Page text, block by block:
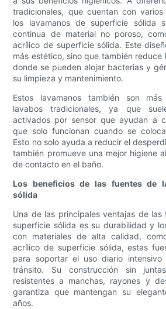
tradicionales, que cuentan con varios
los lavamanos de superficie sólida
continua de material no poroso,
acrílico de superficie sólida. Este
más estético, sino que también
donde se pueden alojar bacterias y
su limpieza y mantenimiento.
Estos lavamanos también son
lavabos tradicionales, ya que
activados por sensor que ayudan a
que solo funcionan cuando se
Esto no solo ayuda a reducir el
también promueve una mejor higiene
de contacto en el baño.
Los beneficios de las fuentes de
sólida
Una de las principales ventajas de
superficie sólida es su durabilidad y
con materiales de alta calidad,
acrílico de superficie sólida, estas
para soportar el uso diario
tránsito. Su construcción sin
resistentes a manchas, rayones y
garantiza que mantengan su
años.